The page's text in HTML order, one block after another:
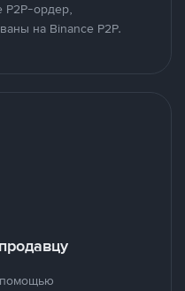
P2P-ордер,
на Binance P2P.
помощью